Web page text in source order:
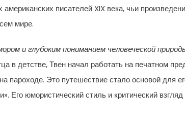
писателей XIX века, чьи
мире.
и глубоким пониманием человеческой
в детстве, Твен начал работать на печатном
пароходе. Это путешествие стало основой для
Его юмористический стиль и критический